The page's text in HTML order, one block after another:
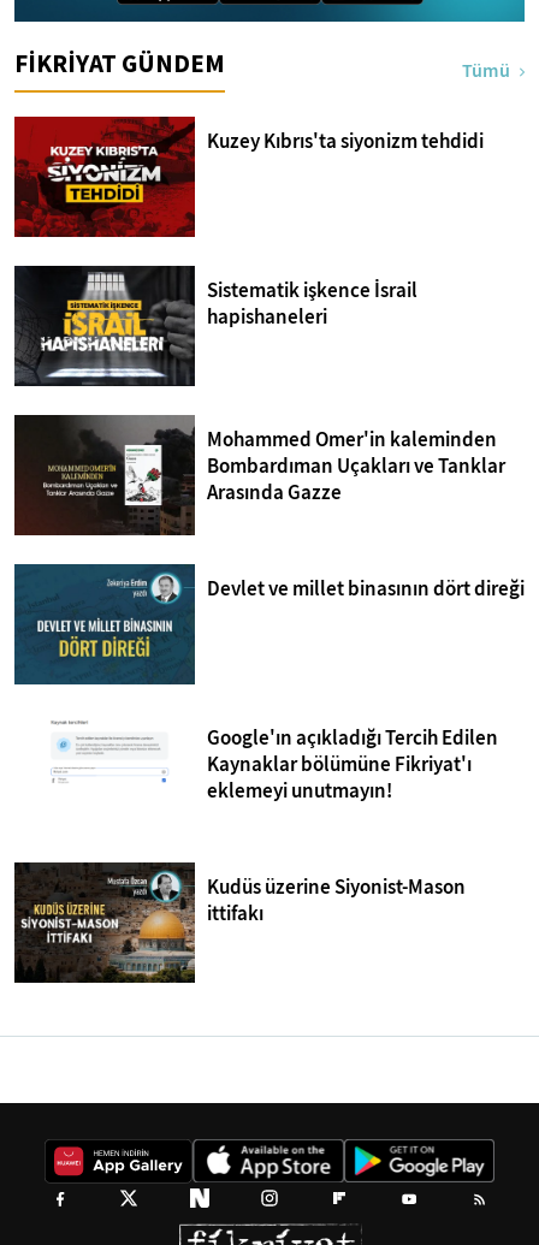
FİKRİYAT GÜNDEM Tümü
Kuzey Kıbrıs'ta siyonizm tehdidi
Sistematik işkence İsrail
hapishaneleri
Mohammed Omer'in kaleminden
Bombardıman Uçakları ve Tanklar
Arasında Gazze
Devlet ve millet binasının dört direği
Google'ın açıkladığı Tercih Edilen
Kaynaklar bölümüne Fikriyat'ı
eklemeyi unutmayın!
Kudüs üzerine Siyonist-Mason
ittifakı